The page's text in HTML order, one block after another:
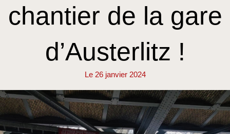
chantier de la gare
d’Austerlitz !
Le 26 janvier 2024